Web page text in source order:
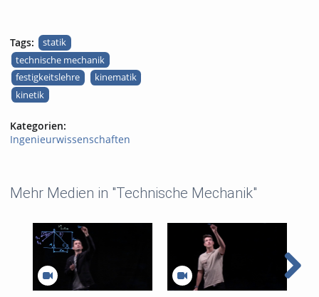
Tags:
statik
technische mechanik
festigkeitslehre
kinematik
kinetik
Kategorien:
Ingenieurwissenschaften
Mehr Medien in "Technische Mechanik"